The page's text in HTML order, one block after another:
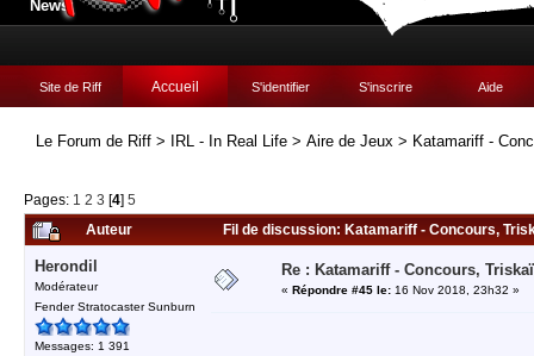
News:
Site de Riff Accueil S'identifier S'inscrire Aide
Le Forum de Riff > IRL - In Real Life > Aire de Jeux > Katamariff -
Pages: 1 2 3 [4] 5
Auteur
Fil de discussion: Katamariff - Concours,
Herondil
Modérateur
Fender Stratocaster Sunburn
Messages: 1 391
Re : Katamariff - Concours,
« Répondre #45 le: 16 Nov 2018, 23h32 »